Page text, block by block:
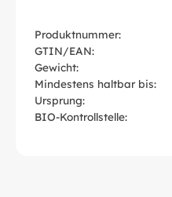
Produktnummer:
GTIN/EAN:
Gewicht:
Mindestens haltbar bis:
Ursprung:
BIO-Kontrollstelle: